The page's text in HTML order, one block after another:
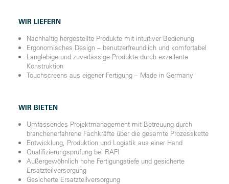
WIR LIEFERN
Nachhaltig hergestellte Produkte mit intuitiver Bedienung
Ergonomisches Design – benutzerfreundlich und komfortabel
Langlebige und zuverlässige Produkte durch exzellente
Konstruktion
Touchscreens aus eigener Fertigung – Made in Germany
WIR BIETEN
Umfassendes Projektmanagement mit Betreuung durch
branchenerfahrene Fachkräfte über die gesamte Prozesskette
Entwicklung, Produktion und Logistik aus einer Hand
Qualifizierungsprüfung bei RAFI
Außergewöhnlich hohe Fertigungstiefe und gesicherte
Ersatzteilversorgung
Gesicherte Ersatzteilversorgung